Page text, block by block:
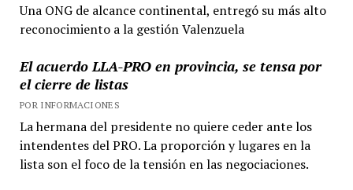
Una ONG de alcance continental, entregó su más alto
reconocimiento a la gestión Valenzuela
El acuerdo LLA-PRO en provincia, se tensa por
el cierre de listas
POR INFORMACIONES
La hermana del presidente no quiere ceder ante los
intendentes del PRO. La proporción y lugares en la
lista son el foco de la tensión en las negociaciones.